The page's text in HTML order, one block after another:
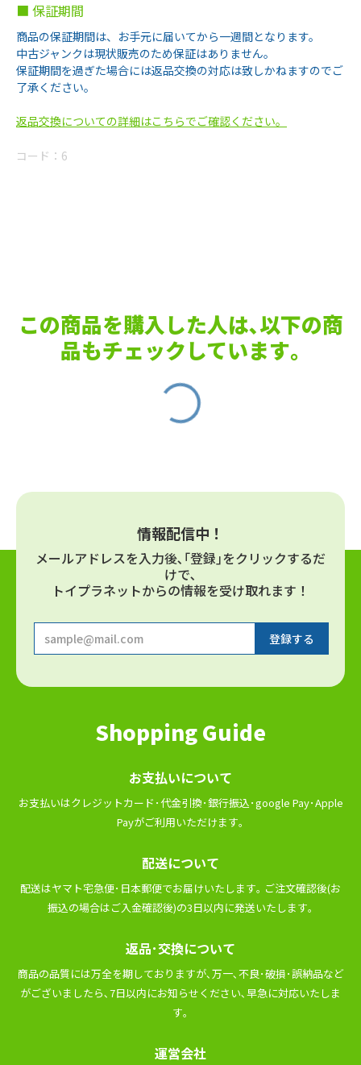
■ 保証期間
商品の保証期間は、お手元に届いてから一週間となります。
中古ジャンクは現状販売のため保証はありません。
保証期間を過ぎた場合には返品交換の対応は致しかねますのでご
了承ください。
返品交換についての詳細はこちらでご確認ください。
コード： 6
この商品を購入した人は､以下の商
品もチェックしています｡
情報配信中！
メールアドレスを⼊⼒後､｢登録｣をクリックするだ
けで､
トイプラネットからの情報を受け取れます！
Shopping Guide
お⽀払いについて
お⽀払いはクレジットカード･代⾦引換･銀⾏振込･google Pay･Apple
Payがご利⽤いただけます｡
配送について
配送はヤマト宅急便･⽇本郵便でお届けいたします｡ ご注⽂確認後(お
振込の場合はご⼊⾦確認後)の3⽇以内に発送いたします｡
返品･交換について
商品の品質には万全を期しておりますが､万⼀､不良･破損･誤納品など
がございましたら､7⽇以内にお知らせください､早急に対応いたしま
す｡
運営会社